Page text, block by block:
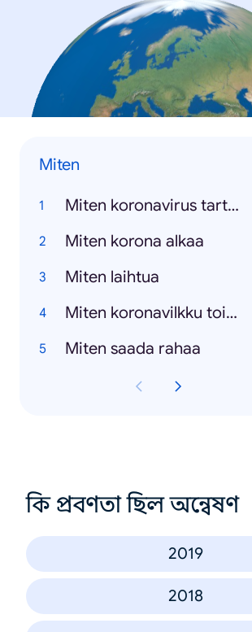
Miten
Miten koronavirus tarttuu
Miten korona alkaa
Miten laihtua
Miten koronavilkku toimii
Miten saada rahaa
কি প্রবণতা ছিল অন্বেষণ
2019
2018